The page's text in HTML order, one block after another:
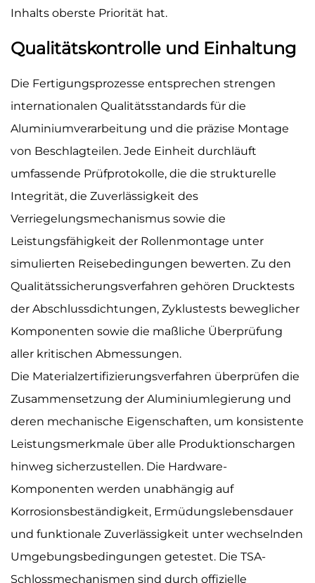
Inhalts oberste Priorität hat.
Qualitätskontrolle und Einhaltung
Die Fertigungsprozesse entsprechen strengen
internationalen Qualitätsstandards für die
Aluminiumverarbeitung und die präzise Montage
von Beschlagteilen. Jede Einheit durchläuft
umfassende Prüfprotokolle, die die strukturelle
Integrität, die Zuverlässigkeit des
Verriegelungsmechanismus sowie die
Leistungsfähigkeit der Rollenmontage unter
simulierten Reisebedingungen bewerten. Zu den
Qualitätssicherungsverfahren gehören Drucktests
der Abschlussdichtungen, Zyklustests beweglicher
Komponenten sowie die maßliche Überprüfung
aller kritischen Abmessungen.
Die Materialzertifizierungsverfahren überprüfen die
Zusammensetzung der Aluminiumlegierung und
deren mechanische Eigenschaften, um konsistente
Leistungsmerkmale über alle Produktionschargen
hinweg sicherzustellen. Die Hardware-
Komponenten werden unabhängig auf
Korrosionsbeständigkeit, Ermüdungslebensdauer
und funktionale Zuverlässigkeit unter wechselnden
Umgebungsbedingungen getestet. Die TSA-
Schlossmechanismen sind durch offizielle